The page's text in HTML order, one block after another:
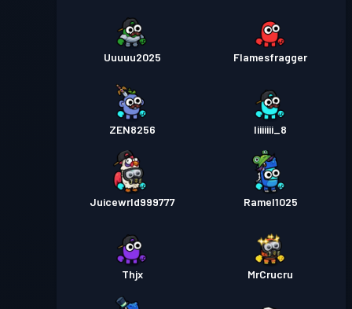
Uuuuu2025 Flamesfragger
ZEN8256 Iiiiiiii_8
Juicewrld999777 Ramel1025
Thjx MrCrucru